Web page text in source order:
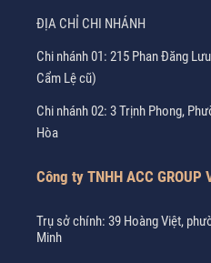
ĐỊA CHỈ CHI NHÁNH
Chi nhánh 01: 215 Phan Đăng
Cẩm Lệ cũ)
Chi nhánh 02: 3 Trịnh Phong,
Hòa
Công ty TNHH ACC GROUP
Trụ sở chính: 39 Hoàng Việt,
Minh